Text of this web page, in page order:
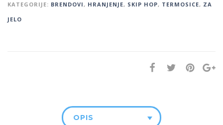
KATEGORIJE: BRENDOVI, HRANJENJE, SKIP HOP, TERMOSICE, ZA
JELO
OPIS